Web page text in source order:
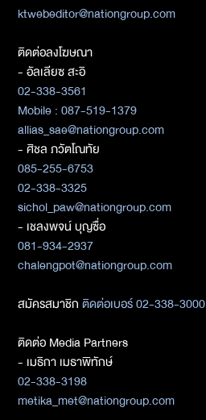
ktwebeditor@nationgroup.com
ติดต่อลงโฆษณา
- อัลเลียซ สะอิ
02-338-3561
Mobile : 087-519-1379
allias_sae@nationgroup.com
- ศิชล ภวัตโณทัย
085-255-6753
02-338-3325
sichol_paw@nationgroup.com
- เชลงพจน์ บุญซื่อ
081-934-2937
chalengpot@nationgroup.com
สมัครสมาชิกติดต่อเบอร์ 02-338-3000
ติดต่อ Media Partners
- เมธิกา เมธาพิทักษ์
02-338-3198
metika_met@nationgroup.com